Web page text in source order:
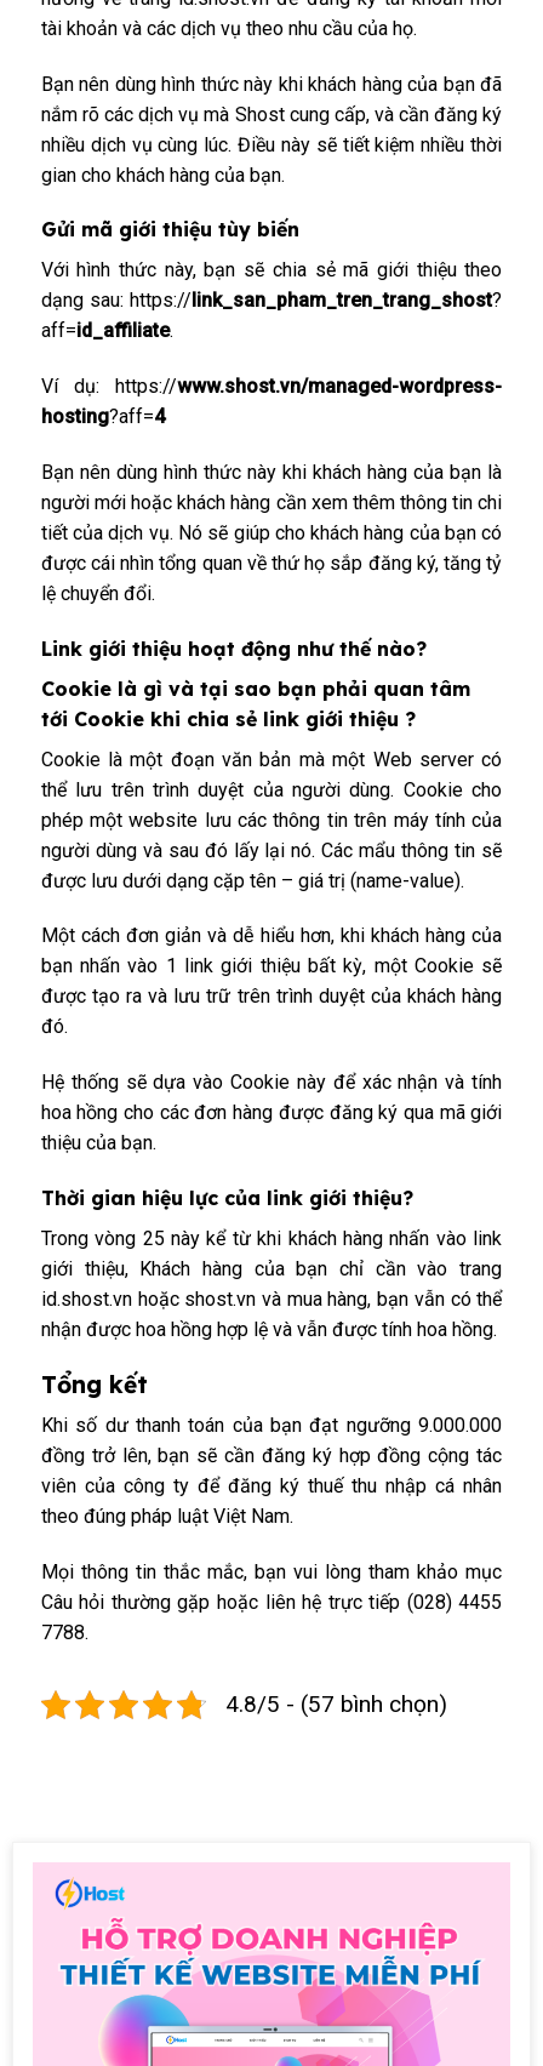
tài khoản và các dịch vụ theo nhu cầu của họ.
Bạn nên dùng hình thức này khi khách hàng của bạn đã
nắm rõ các dịch vụ mà Shost cung cấp, và cần đăng ký
nhiều dịch vụ cùng lúc. Điều này sẽ tiết kiệm nhiều thời
gian cho khách hàng của bạn.
Gửi mã giới thiệu tùy biến
Với hình thức này, bạn sẽ chia sẻ mã giới thiệu theo
dạng sau: https:// link_san_pham_tren_trang_shost?
aff=id_affiliate.
Ví dụ: https://www.shost.vn/managed-wordpress-
hosting?aff=4
Bạn nên dùng hình thức này khi khách hàng của bạn là
người mới hoặc khách hàng cần xem thêm thông tin chi
tiết của dịch vụ. Nó sẽ giúp cho khách hàng của bạn có
được cái nhìn tổng quan về thứ họ sắp đăng ký, tăng tỷ
lệ chuyển đổi.
Link giới thiệu hoạt động như thế nào?
Cookie là gì và tại sao bạn phải quan tâm
tới Cookie khi chia sẻ link giới thiệu ?
Cookie là một đoạn văn bản mà một Web server có
thể lưu trên trình duyệt của người dùng. Cookie cho
phép một website lưu các thông tin trên máy tính của
người dùng và sau đó lấy lại nó. Các mẩu thông tin sẽ
được lưu dưới dạng cặp tên – giá trị (name-value).
Một cách đơn giản và dễ hiểu hơn, khi khách hàng của
bạn nhấn vào 1 link giới thiệu bất kỳ, một Cookie sẽ
được tạo ra và lưu trữ trên trình duyệt của khách hàng
đó.
Hệ thống sẽ dựa vào Cookie này để xác nhận và tính
hoa hồng cho các đơn hàng được đăng ký qua mã giới
thiệu của bạn.
Thời gian hiệu lực của link giới thiệu?
Trong vòng 25 này kể từ khi khách hàng nhấn vào link
giới thiệu, Khách hàng của bạn chỉ cần vào trang
id.shost.vnhoặc shost.vn và mua hàng, bạn vẫn có thể
nhận được hoa hồng hợp lệ và vẫn được tính hoa hồng.
Tổng kết
Khi số dư thanh toán của bạn đạt ngưỡng 9.000.000
đồng trở lên, bạn sẽ cần đăng ký hợp đồng cộng tác
viên của công ty để đăng ký thuế thu nhập cá nhân
theo đúng pháp luật Việt Nam.
Mọi thông tin thắc mắc, bạn vui lòng tham khảo mục
Câu hỏi thường gặp hoặc liên hệ trực tiếp (028) 4455
7788.
4.8/5 - (57 bình chọn)